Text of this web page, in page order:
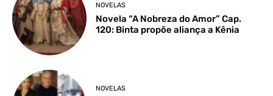
NOVELAS
Novela “A Nobreza do Amor” Cap.
120: Binta propõe aliança a Kênia
NOVELAS